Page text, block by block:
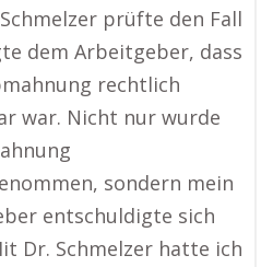
prüfte den Fall
dem Arbeitgeber, dass
rechtlich
war. Nicht nur wurde
sondern mein
entschuldigte sich
Dr. Schmelzer hatte ich